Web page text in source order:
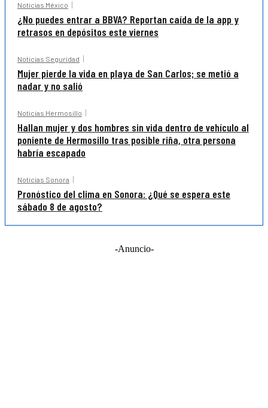
Noticias México
¿No puedes entrar a BBVA? Reportan caída de la app y
retrasos en depósitos este viernes
Noticias Seguridad
Mujer pierde la vida en playa de San Carlos; se metió a
nadar y no salió
Noticias Hermosillo
Hallan mujer y dos hombres sin vida dentro de vehículo al
poniente de Hermosillo tras posible riña, otra persona
habría escapado
Noticias Sonora
Pronóstico del clima en Sonora: ¿Qué se espera este
sábado 8 de agosto?
-Anuncio-